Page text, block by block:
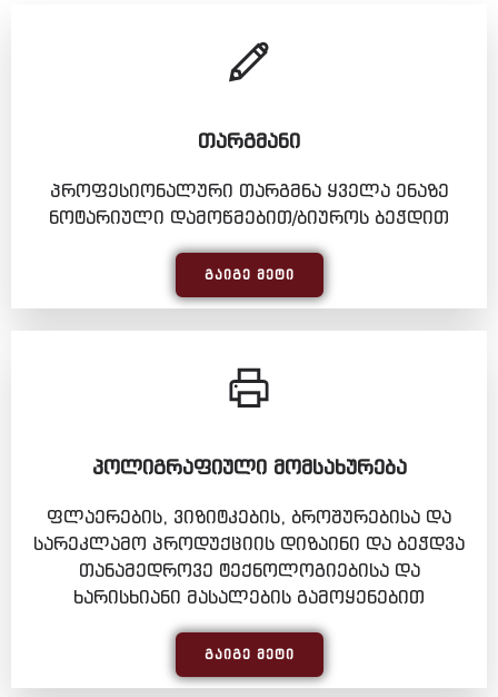
ᲗᲐᲠᲒᲛᲐᲜᲘ
პროფესიონალური თარგმნა ყველა ენაზე
ნოტარიული დამოწმებით/ბიუროს ბეჭდით
ᲒᲐᲘᲒᲔ ᲛᲔᲢᲘ
ᲞᲝᲚᲘᲒᲠᲐᲤᲘᲣᲚᲘ ᲛᲝᲛᲡᲐᲮᲣᲠᲔᲑᲐ
ფლაერების, ვიზიტკების, ბროშურებისა და
სარეკლამო პროდუქციის დიზაინი და ბეჭდვა
თანამედროვე ტექნოლოგიებისა და
ხარისხიანი მასალების გამოყენებით
ᲒᲐᲘᲒᲔ ᲛᲔᲢᲘ